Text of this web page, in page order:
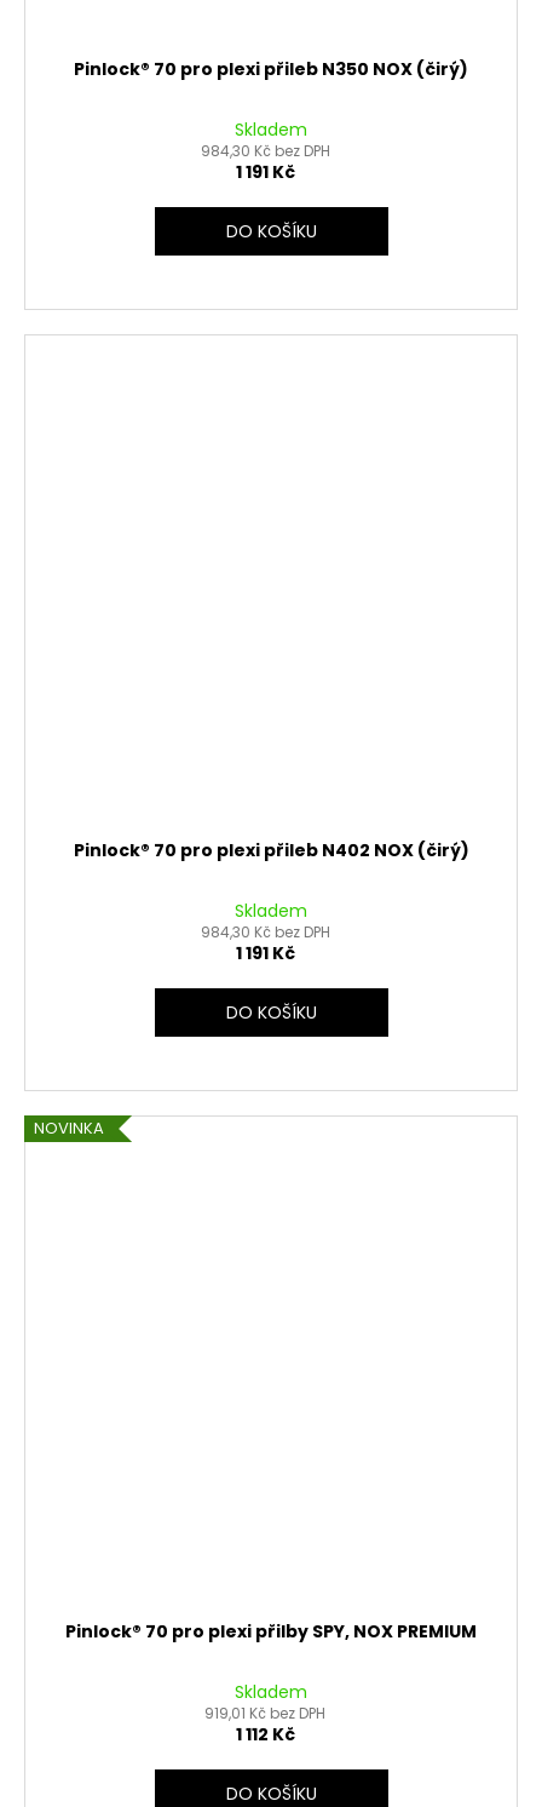
Pinlock® 70 pro plexi přileb N350 NOX (čirý)
Skladem
984,30 Kč bez DPH
1 191 Kč
DO KOŠÍKU
Pinlock® 70 pro plexi přileb N402 NOX (čirý)
Skladem
984,30 Kč bez DPH
1 191 Kč
DO KOŠÍKU
NOVINKA
Pinlock® 70 pro plexi přilby SPY, NOX PREMIUM
Skladem
919,01 Kč bez DPH
1 112 Kč
DO KOŠÍKU